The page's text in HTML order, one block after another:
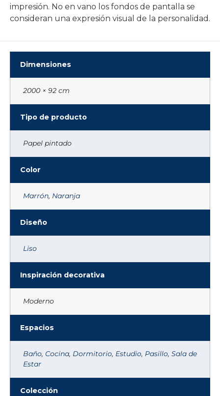
impresión. No en vano los fondos de pantalla se
consideran una expresión visual de la personalidad.
Dimensiones
2000 × 92 cm
Tipo de producto
Papel pintado
Color
Marrón, Naranja
Diseño
Liso
Inspiración decorativa
Moderno
Espacios
Baño, Cocina, Dormitorio, Estudio, Pasillo, Sala de
Estar
Colección